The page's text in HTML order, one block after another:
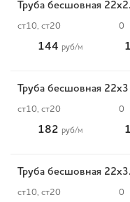
Труба бесшовная
ст10, ст20 0
144 руб/м
Труба бесшовная 22х3
ст10, ст20 0
182 руб/м
Труба бесшовная
ст10, ст20 0